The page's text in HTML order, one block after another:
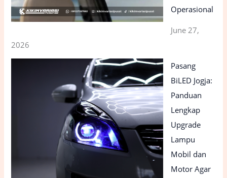
Operasional
June 27,
2026
Pasang
BiLED Jogja:
Panduan
Lengkap
Upgrade
Lampu
Mobil dan
Motor Agar